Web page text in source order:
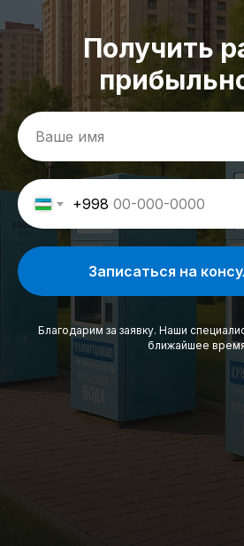
Получить
+998
Записаться на
Благодарим за заявку. Наши
ближайшее